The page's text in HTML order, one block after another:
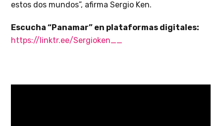
estos dos mundos”, afirma Sergio Ken.
Escucha “Panamar” en plataformas digitales:
https://linktr.ee/Sergioken__